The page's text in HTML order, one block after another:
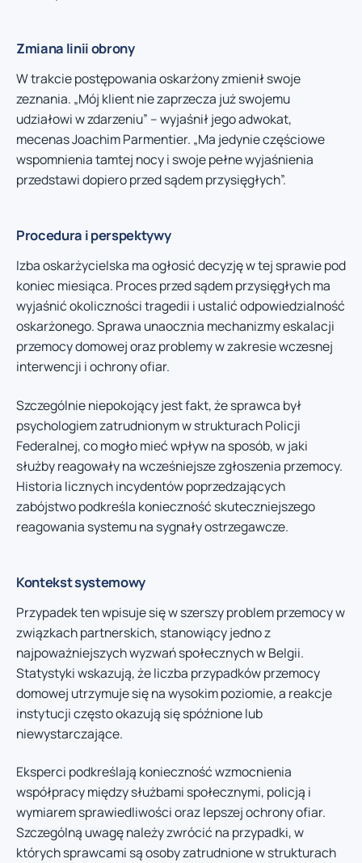
Zmiana linii obrony
W trakcie postępowania oskarżony zmienił swoje
zeznania. „Mój klient nie zaprzecza już swojemu
udziałowi w zdarzeniu” – wyjaśnił jego adwokat,
mecenas Joachim Parmentier. „Ma jedynie częściowe
wspomnienia tamtej nocy i swoje pełne wyjaśnienia
przedstawi dopiero przed sądem przysięgłych”.
Procedura i perspektywy
Izba oskarżycielska ma ogłosić decyzję w tej sprawie pod
koniec miesiąca. Proces przed sądem przysięgłych ma
wyjaśnić okoliczności tragedii i ustalić odpowiedzialność
oskarżonego. Sprawa unaocznia mechanizmy eskalacji
przemocy domowej oraz problemy w zakresie wczesnej
interwencji i ochrony ofiar.
Szczególnie niepokojący jest fakt, że sprawca był
psychologiem zatrudnionym w strukturach Policji
Federalnej, co mogło mieć wpływ na sposób, w jaki
służby reagowały na wcześniejsze zgłoszenia przemocy.
Historia licznych incydentów poprzedzających
zabójstwo podkreśla konieczność skuteczniejszego
reagowania systemu na sygnały ostrzegawcze.
Kontekst systemowy
Przypadek ten wpisuje się w szerszy problem przemocy w
związkach partnerskich, stanowiący jedno z
najpoważniejszych wyzwań społecznych w Belgii.
Statystyki wskazują, że liczba przypadków przemocy
domowej utrzymuje się na wysokim poziomie, a reakcje
instytucji często okazują się spóźnione lub
niewystarczające.
Eksperci podkreślają konieczność wzmocnienia
współpracy między służbami społecznymi, policją i
wymiarem sprawiedliwości oraz lepszej ochrony ofiar.
Szczególną uwagę należy zwrócić na przypadki, w
których sprawcami są osoby zatrudnione w strukturach